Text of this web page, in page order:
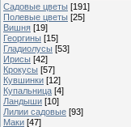
Садовые цветы [191]
Полевые цветы [25]
Вишня [19]
Георгины [15]
Гладиолусы [53]
Ирисы [42]
Крокусы [57]
Кувшинки [12]
Купальница [4]
Ландыши [10]
Лилии садовые [93]
Маки [47]